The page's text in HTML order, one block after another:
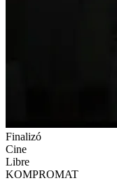
Finalizó
Cine
Libre
KOMPROMAT